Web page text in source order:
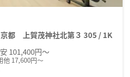
京都 上賀茂神社北第３ 305 / 1K
101,400円～
他 17,600円～